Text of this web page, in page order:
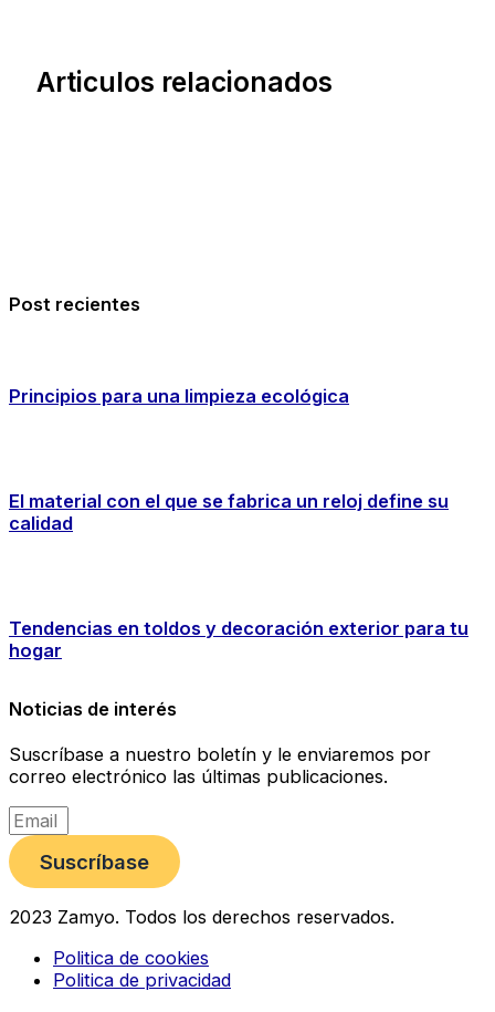
Articulos relacionados
Post recientes
Principios para una limpieza ecológica
El material con el que se fabrica un reloj define su
calidad
Tendencias en toldos y decoración exterior para tu
hogar
Noticias de interés
Suscríbase a nuestro boletín y le enviaremos por
correo electrónico las últimas publicaciones.
Suscríbase
2023 Zamyo. Todos los derechos reservados.
Politica de cookies
Politica de privacidad